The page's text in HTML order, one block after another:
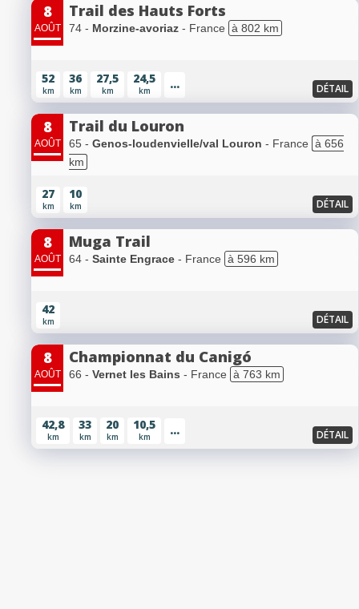
8
AOÛT
Trail des Hauts Forts
74 - Morzine-avoriaz - France à 802 km
52
km
36
km
27,5
km
24,5
km ... DÉTAIL
8
AOÛT
Trail du Louron
65 - Genos-loudenvielle/val Louron - France à 656
km
27
km
10
km DÉTAIL
8
AOÛT
Muga Trail
64 - Sainte Engrace - France à 596 km
42
km DÉTAIL
8
AOÛT
Championnat du Canigó
66 - Vernet les Bains - France à 763 km
42,8
km
33
km
20
km
10,5
km ... DÉTAIL